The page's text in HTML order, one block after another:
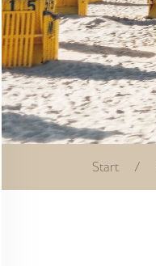
Start /